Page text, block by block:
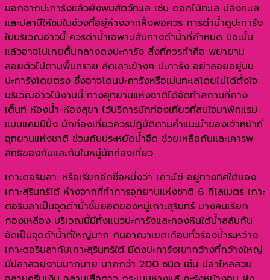
นอกจากปะการังแล้วยังพบสัตว์ทะเล เช่น ดอกไม้ทะเล ปลิงทะเล
และปลามีให้ชมในช่วงที่อยู่ห่างจากฝั่งพอควร การดำน้ำดูปะการัง
ในบริเวณอ่าวนี้ ควรดำน้ำเฉพาะเส้นทางดำน้ำที่กำหนด มิฉะนั้น
แล้วอาจไปเกยตื้นกลางดงปะการัง สิ่งที่ควรทำคือ พยายาม
ลอยตัวไปตามพื้นทราย ลัดเลาะข้างๆ ปะการัง อย่าลอยอยู่บน
ปะการังโดยตรง ซึ่งอาจโดนปะการังหรือเม่นทะเลโดยไม่ได้ตั้งใจ
บริเวณอ่าวไม้งามนี้ ทางอุทยานแห่งชาติได้จัดทำสถานที่กาง
เต็นท์ ห้องน้ำ-ห้องสุขา ไว้บริการนักท่องเที่ยวที่สนใจมาพักแรม
แบบแคมป์ปิ้ง นักท่องเที่ยวควรปฎิบัติตามคำแนะนำของเจ้าหน้าที่
อุทยานแห่งชาติ ช่วบกันประหยัดน้ำจืด ช่วยเหลือกันและเคารพ
สิทธิของกันและกันในหมู่นักท่องเที่ยว
เกาะตอรินลา: หรือเรียกอีกชื่อหนึ่งว่า เกาะไข่ อยู่ทางทิศใต้ของ
เกาะสุรินทร์ใต้ ห่างจากที่ทำการอุทยานแห่งชาติ 6 กิโลเมตร เกาะ
ตอรินลาเป็นจุดดำน้ำชั้นยอดของหมู่เกาะสุรินทร์ บางคนเรียก
กองเหลือง บริเวณนี้มีทั้งแนวปะการังและกองหินใต้น้ำสลับกัน
จัดเป็นจุดดำน้ำที่ใหญ่มาก กินอาณาเขตเกือบทั่วร่องน้ำระหว่าง
เกาะตอรินลากับเกาะสุรินทร์ใต้ มีดงปะการังเขากว้างที่กว้างใหญ่
มีปลาสวยงามมากมาย มากกว่า 200 ชนิด เช่น ปลาไหลสวน